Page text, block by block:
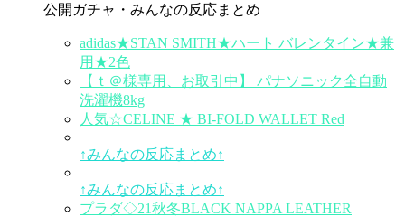
公開ガチャ・みんなの反応まとめ
adidas★STAN SMITH★ハート バレンタイン★兼
用★2色
【ｔ＠様専用、お取引中】 パナソニック全自動
洗濯機8kg
人気☆CELINE ★ BI-FOLD WALLET Red
↑みんなの反応まとめ↑
↑みんなの反応まとめ↑
プラダ◇21秋冬BLACK NAPPA LEATHER